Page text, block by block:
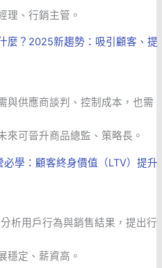
理、行銷主管。
麼？2025新趨勢：吸引顧客、提
與供應商談判、控制成本，也需
來可晉升商品總監、策略長。
學：顧客終身價值（LTV）提升
析用戶行為與銷售結果，提出行
穩定、薪資高。